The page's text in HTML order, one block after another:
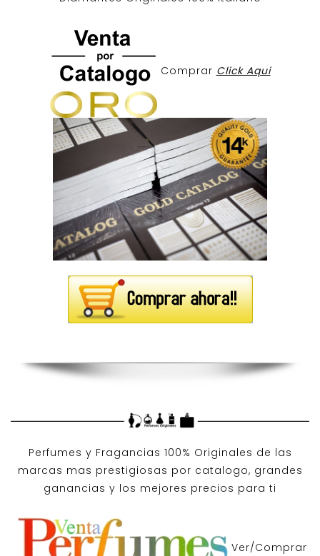
Comprar Click Aqui
Perfumes y Fragancias 100% Originales de las
marcas mas prestigiosas por catalogo, grandes
ganancias y los mejores precios para ti
Ver/Comprar